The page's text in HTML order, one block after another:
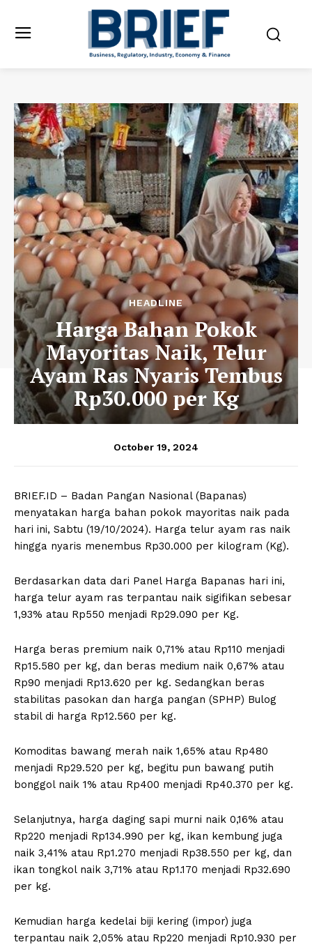
HEADLINE
Harga Bahan Pokok
Mayoritas Naik, Telur
Ayam Ras Nyaris Tembus
Rp30.000 per Kg
October 19, 2024
BRIEF.ID – Badan Pangan Nasional (Bapanas)
menyatakan harga bahan pokok mayoritas naik pada
hari ini, Sabtu (19/10/2024). Harga telur ayam ras naik
hingga nyaris menembus Rp30.000 per kilogram (Kg).
Berdasarkan data dari Panel Harga Bapanas hari ini,
harga telur ayam ras terpantau naik sigifikan sebesar
1,93% atau Rp550 menjadi Rp29.090 per Kg.
Harga beras premium naik 0,71% atau Rp110 menjadi
Rp15.580 per kg, dan beras medium naik 0,67% atau
Rp90 menjadi Rp13.620 per kg. Sedangkan beras
stabilitas pasokan dan harga pangan (SPHP) Bulog
stabil di harga Rp12.560 per kg.
Komoditas bawang merah naik 1,65% atau Rp480
menjadi Rp29.520 per kg, begitu pun bawang putih
bonggol naik 1% atau Rp400 menjadi Rp40.370 per kg.
Selanjutnya, harga daging sapi murni naik 0,16% atau
Rp220 menjadi Rp134.990 per kg, ikan kembung juga
naik 3,41% atau Rp1.270 menjadi Rp38.550 per kg, dan
ikan tongkol naik 3,71% atau Rp1.170 menjadi Rp32.690
per kg.
Kemudian harga kedelai biji kering (impor) juga
terpantau naik 2,05% atau Rp220 menjadi Rp10.930 per